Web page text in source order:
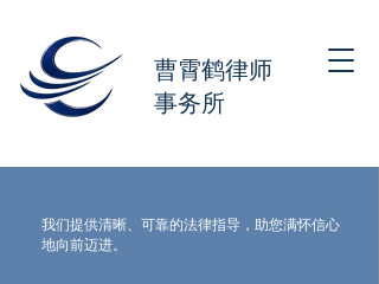
我们提供清晰、可靠的法律指导，助您满怀信心
地向前迈进。
曹霄鹤律师
事务所